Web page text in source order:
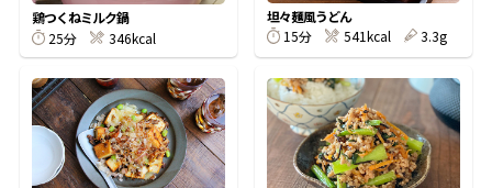
主菜レシピ
汁物レシピ
時短レシピ
かつお節の削り方
かつお節・だしをもっと知る
ヤマキ かつお節プラス®
キャンペーン一覧
企業情報
- 百年対話
- ヤマキ かつお節プラス®
お問い合わせ
ヤマキお客様相談室
オンラインショップ
コミュニティサイト
鶏つくねミルク鍋
25分
346kcal
坦々麺風うどん
15分
541kcal 3.3g